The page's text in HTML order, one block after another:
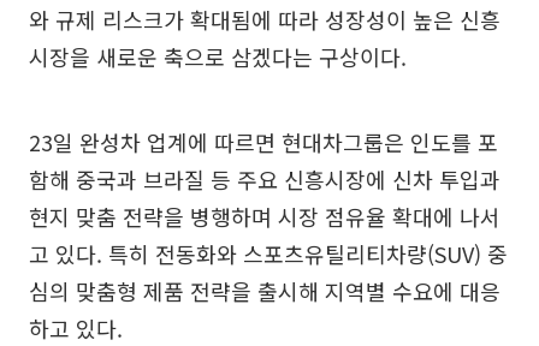
와 규제 리스크가 확대됨에 따라 성장성이 높은 신흥
시장을 새로운 축으로 삼겠다는 구상이다.
23일 완성차 업계에 따르면 현대차그룹은 인도를 포
함해 중국과 브라질 등 주요 신흥시장에 신차 투입과
현지 맞춤 전략을 병행하며 시장 점유율 확대에 나서
고 있다. 특히 전동화와 스포츠유틸리티차량(SUV) 중
심의 맞춤형 제품 전략을 출시해 지역별 수요에 대응
하고 있다.